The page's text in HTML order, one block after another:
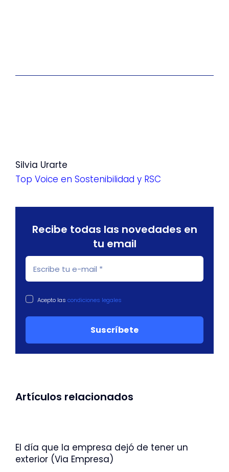
Silvia Urarte
Top Voice en Sostenibilidad y RSC
Recibe todas las novedades en
tu email
Acepto las condiciones legales
Suscríbete
Artículos relacionados
El día que la empresa dejó de tener un
exterior (Via Empresa)